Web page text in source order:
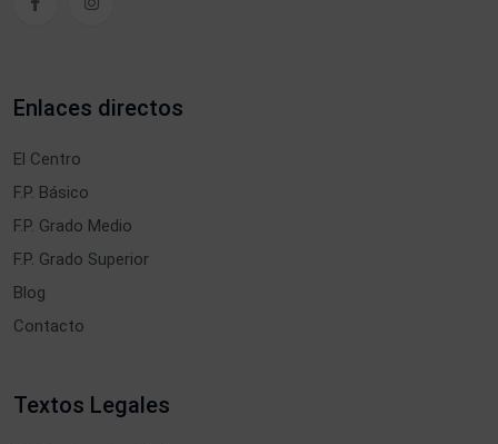
Enlaces directos
El Centro
F.P. Básico
F.P. Grado Medio
F.P. Grado Superior
Blog
Contacto
Textos Legales